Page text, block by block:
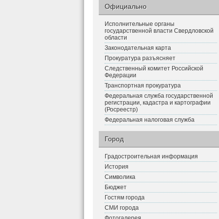
Официально
Исполнительные органы
государственной власти Свердловской
области
Законодательная карта
Прокуратура разъясняет
Следственный комитет Российской
Федерации
Транспортная прокуратура
Федеральная служба государственной
регистрации, кадастра и картографии
(Росреестр)
Федеральная налоговая служба
Город
Градостроительная информация
История
Символика
Бюджет
Гостям города
СМИ города